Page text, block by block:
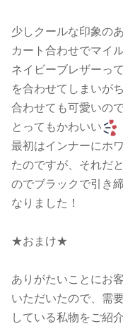
少しクールな印象の
カート合わせでマイ
ネイビーブレザーっ
を合わせてしまいが
合わせても可愛いの
とってもかわいい
最初はインナーにホ
たのですが、それだ
のでブラックで引き
なりました！
★おまけ★
ありがたいことにお
いただいたので、需
している私物をご紹